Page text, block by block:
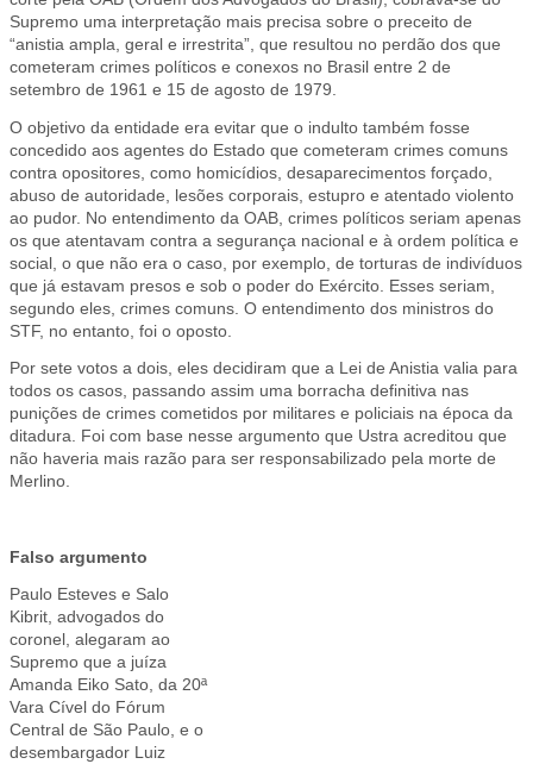
Supremo uma interpretação mais precisa sobre o preceito de
“anistia ampla, geral e irrestrita”, que resultou no perdão dos que
cometeram crimes políticos e conexos no Brasil entre 2 de
setembro de 1961 e 15 de agosto de 1979.
O objetivo da entidade era evitar que o indulto também fosse
concedido aos agentes do Estado que cometeram crimes comuns
contra opositores, como homicídios, desaparecimentos forçado,
abuso de autoridade, lesões corporais, estupro e atentado violento
ao pudor. No entendimento da OAB, crimes políticos seriam apenas
os que atentavam contra a segurança nacional e à ordem política e
social, o que não era o caso, por exemplo, de torturas de indivíduos
que já estavam presos e sob o poder do Exército. Esses seriam,
segundo eles, crimes comuns. O entendimento dos ministros do
STF, no entanto, foi o oposto.
Por sete votos a dois, eles decidiram que a Lei de Anistia valia para
todos os casos, passando assim uma borracha definitiva nas
punições de crimes cometidos por militares e policiais na época da
ditadura. Foi com base nesse argumento que Ustra acreditou que
não haveria mais razão para ser responsabilizado pela morte de
Merlino.
Falso argumento
Paulo Esteves e Salo
Kibrit, advogados do
coronel, alegaram ao
Supremo que a juíza
Amanda Eiko Sato, da 20ª
Vara Cível do Fórum
Central de São Paulo, e o
desembargador Luiz